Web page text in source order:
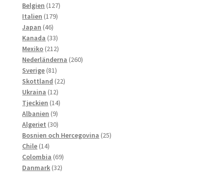
produkter
Belgien 127127
Italien 179179
Japan 4646
produkter
Kanada 3333
produkter
Mexiko 212212
produkter
Nederländerna 260260
Sverige 8181
produkter
Skottland 2222
Ukraina 1212
produkter
Tjeckien 1414
Albanien 99
produkter
Algeriet 3030
produkter
Bosnien och Hercegovina 2525
Chile 1414
produkter
Colombia 6969
produkter
Danmark 3232